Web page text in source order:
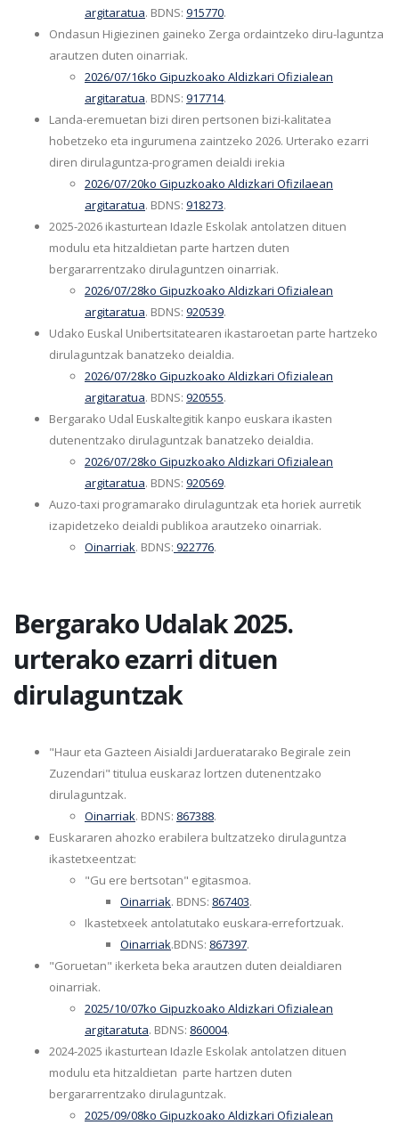
argitaratua. BDNS: 915770.
Ondasun Higiezinen gaineko Zerga ordaintzeko diru-laguntza
arautzen duten oinarriak.
2026/07/16ko Gipuzkoako Aldizkari Ofizialean
argitaratua. BDNS: 917714.
Landa-eremuetan bizi diren pertsonen bizi-kalitatea
hobetzeko eta ingurumena zaintzeko 2026. Urterako ezarri
diren dirulaguntza-programen deialdi irekia
2026/07/20ko Gipuzkoako Aldizkari Ofizilaean
argitaratua. BDNS: 918273.
2025-2026 ikasturtean Idazle Eskolak antolatzen dituen
modulu eta hitzaldietan parte hartzen duten
bergararrentzako dirulaguntzen oinarriak.
2026/07/28ko Gipuzkoako Aldizkari Ofizialean
argitaratua. BDNS: 920539.
Udako Euskal Unibertsitatearen ikastaroetan parte hartzeko
dirulaguntzak banatzeko deialdia.
2026/07/28ko Gipuzkoako Aldizkari Ofizialean
argitaratua. BDNS: 920555.
Bergarako Udal Euskaltegitik kanpo euskara ikasten
dutenentzako dirulaguntzak banatzeko deialdia.
2026/07/28ko Gipuzkoako Aldizkari Ofizialean
argitaratua. BDNS: 920569.
Auzo-taxi programarako dirulaguntzak eta horiek aurretik
izapidetzeko deialdi publikoa arautzeko oinarriak.
Oinarriak. BDNS: 922776.
Bergarako Udalak 2025.
urterako ezarri dituen
dirulaguntzak
"Haur eta Gazteen Aisialdi Jardueratarako Begirale zein
Zuzendari" titulua euskaraz lortzen dutenentzako
dirulaguntzak.
Oinarriak. BDNS: 867388.
Euskararen ahozko erabilera bultzatzeko dirulaguntza
ikastetxeentzat:
"Gu ere bertsotan" egitasmoa.
Oinarriak. BDNS: 867403.
Ikastetxeek antolatutako euskara-errefortzuak.
Oinarriak.BDNS: 867397.
"Goruetan" ikerketa beka arautzen duten deialdiaren
oinarriak.
2025/10/07ko Gipuzkoako Aldizkari Ofizialean
argitaratuta. BDNS: 860004.
2024-2025 ikasturtean Idazle Eskolak antolatzen dituen
modulu eta hitzaldietan parte hartzen duten
bergararrentzako dirulaguntzak.
2025/09/08ko Gipuzkoako Aldizkari Ofizialean